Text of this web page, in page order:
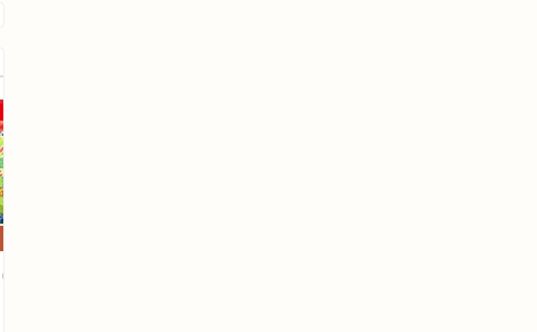
年03月05
ケモン -